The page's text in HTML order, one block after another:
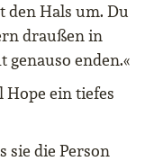
den Hals um. Du
draußen in
enden.«
Hope ein tiefes
sie die Person